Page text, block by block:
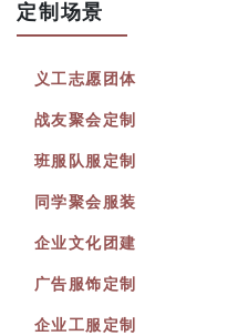
定制场景
义工志愿团体
战友聚会定制
班服队服定制
同学聚会服装
企业文化团建
广告服饰定制
企业工服定制